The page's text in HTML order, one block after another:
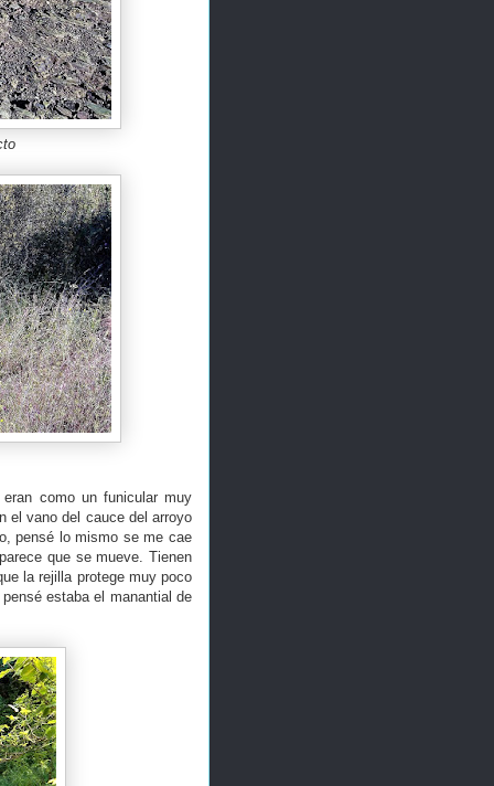
como un funicular muy
el vano del cauce del arroyo
pensé lo mismo se me cae
que se mueve. Tienen
la rejilla protege muy poco
estaba el manantial de